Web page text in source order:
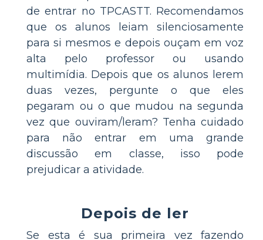
de entrar no TPCASTT. Recomendamos
que os alunos leiam silenciosamente
para si mesmos e depois ouçam em voz
alta pelo professor ou usando
multimídia. Depois que os alunos lerem
duas vezes, pergunte o que eles
pegaram ou o que mudou na segunda
vez que ouviram/leram? Tenha cuidado
para não entrar em uma grande
discussão em classe, isso pode
prejudicar a atividade.
Depois de ler
Se esta é sua primeira vez fazendo